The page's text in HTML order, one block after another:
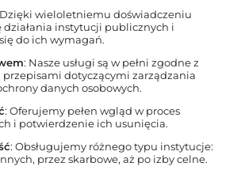
Dzięki wieloletniemu doświadczeniu
działania instytucji publicznych i
do ich wymagań.
: Nasze usługi są w pełni zgodne z
dotyczącymi zarządzania
danych osobowych.
: Oferujemy pełen wgląd w proces
i potwierdzenie ich usunięcia.
: Obsługujemy różnego typu instytucje:
przez skarbowe, aż po izby celne.